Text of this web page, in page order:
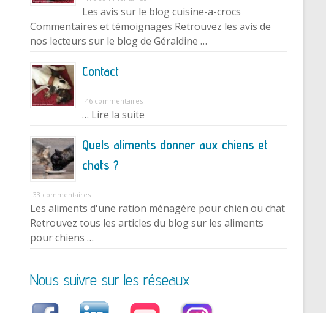
Les avis sur le blog cuisine-a-crocs
Commentaires et témoignages Retrouvez les avis de
nos lecteurs sur le blog de Géraldine …
Contact
46 commentaires
… Lire la suite
Quels aliments donner aux chiens et
chats ?
33 commentaires
Les aliments d'une ration ménagère pour chien ou chat
Retrouvez tous les articles du blog sur les aliments
pour chiens …
Nous suivre sur les réseaux